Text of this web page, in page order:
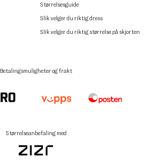
Størrelsesguide
Slik velger du riktig dress
Slik velger du riktig størrelse på skjorten
Betalingsmuligheter og frakt
Størrelseanbefaling med